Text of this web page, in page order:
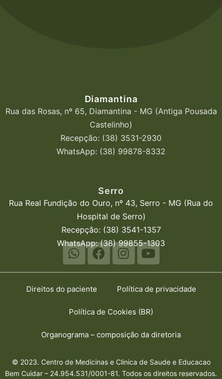
Diamantina
Rua das Rosas, nº 65, Diamantina - MG (Antiga Pousada
Castelinho)
Recepção: (38) 3531-2930
WhatsApp: (38) 99878-8332
Serro
Rua Real Fundição do Ouro, nº 43, Serro - MG (Rua do
Hospital de Serro)
Recepção: (38) 3541-1357
WhatsApp: (38) 99855-1303
Direitos do paciente Política de privacidade
Política de Cookies (BR)
Organograma – composição da diretoria
© 2023. Centro de Medicinas e Clinica de Saude e Educacao
Bem Cuidar – 24.954.531/0001-81. Todos os direitos reservados.